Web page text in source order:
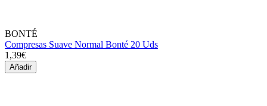
BONTÉ
Compresas Suave Normal Bonté 20 Uds
1,39€
Añadir